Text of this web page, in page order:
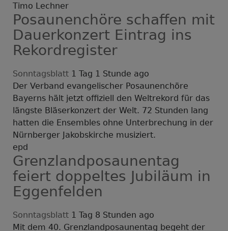
Timo Lechner
Posaunenchöre schaffen mit
Dauerkonzert Eintrag ins
Rekordregister
Sonntagsblatt 1 Tag 1 Stunde ago
Der Verband evangelischer Posaunenchöre
Bayerns hält jetzt offiziell den Weltrekord für das
längste Bläserkonzert der Welt. 72 Stunden lang
hatten die Ensembles ohne Unterbrechung in der
Nürnberger Jakobskirche musiziert.
epd
Grenzlandposaunentag
feiert doppeltes Jubiläum in
Eggenfelden
Sonntagsblatt 1 Tag 8 Stunden ago
Mit dem 40. Grenzlandposaunentag begeht der